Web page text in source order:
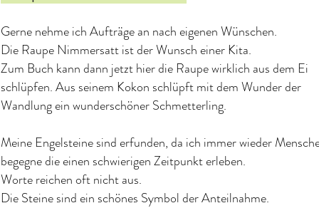
Gerne nehme ich Aufträge an nach eigenen Wünschen.
Die Raupe Nimmersatt ist der Wunsch einer Kita.
Zum Buch kann dann jetzt hier die Raupe wirklich aus dem Ei
schlüpfen. Aus seinem Kokon schlüpft mit dem Wunder der
Wandlung ein wunderschöner Schmetterling.
Meine Engelsteine sind erfunden, da ich immer wieder
begegne die einen schwierigen Zeitpunkt erleben.
Worte reichen oft nicht aus.
Die Steine sind ein schönes Symbol der Anteilnahme.